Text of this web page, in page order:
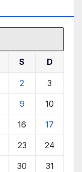
S D
2 3
9 10
16 17
23 24
30 31